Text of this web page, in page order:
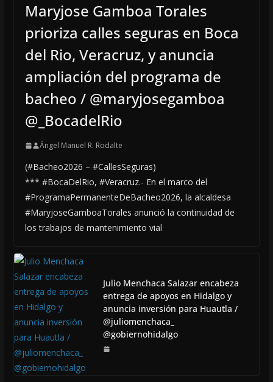
Maryjose Gamboa Torales
prioriza calles seguras en Boca
del Rio, Veracruz, y anuncia
ampliación del programa de
bacheo / @maryjosegamboa
@_BocadelRio
Ángel Manuel R. Rodalte
(#Bacheo2026 – #CallesSeguras)
*** #BocaDelRio, #Veracruz.- En el marco del
#ProgramaPermanenteDeBacheo2026, la alcaldesa
#MaryjoseGamboaTorales anunció la continuidad de
los trabajos de mantenimiento vial
Julio Menchaca Salazar encabeza
entrega de apoyos en Hidalgo y
anuncia inversión para Huautla /
@juliomenchaca_
@gobiernohidalgo